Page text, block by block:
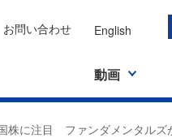
お問い合わせ English
動画
株に注目 ファンダメンタルズ